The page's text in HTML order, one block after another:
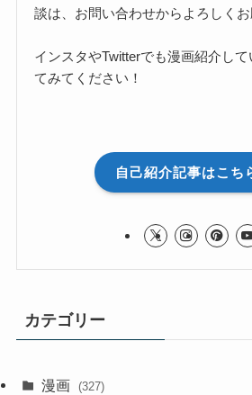
談は、お問い合わせからよろしくお
インスタやTwitterでも漫画紹介し
てみてください！
自己紹介記事はこち
カテゴリー
漫画 (327)